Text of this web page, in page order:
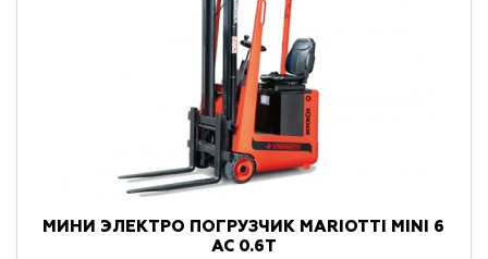
МИНИ ЭЛЕКТРО ПОГРУЗЧИК MARIOTTI MINI 6
AC 0.6Т